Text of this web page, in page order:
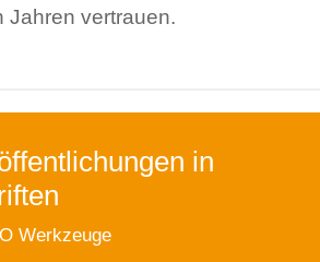
Jahren vertrauen.
in
Werkzeuge